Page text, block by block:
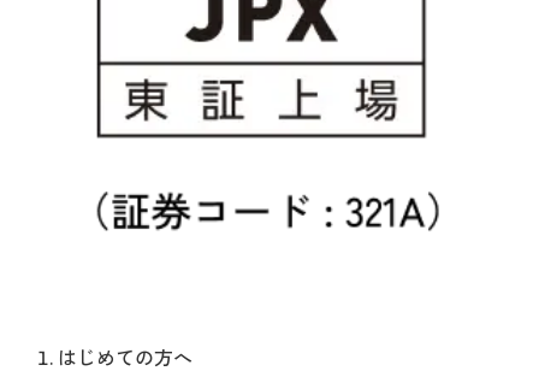
はじめての方へ